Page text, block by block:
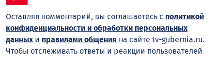
Оставляя комментарий, вы соглашаетесь с политикой
конфиденциальности и обработки персональных
данныхи правилами общения на сайте tv-gubernia.ru.
Чтобы отслеживать ответы и реакции пользователей